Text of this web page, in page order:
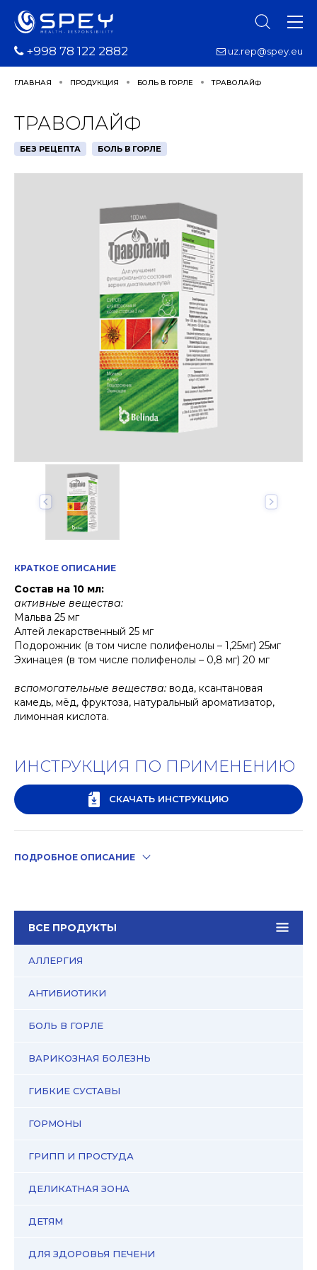
+998 78 122 2882 uz.rep@spey.eu
ГЛАВНАЯ ПРОДУКЦИЯ БОЛЬ В ГОРЛЕ ТРАВОЛАЙФ
ВСЕ ПРОДУКТЫ
АЛЛЕРГИЯ
АНТИБИОТИКИ
БОЛЬ В ГОРЛЕ
ВАРИКОЗНАЯ БОЛЕЗНЬ
ГИБКИЕ СУСТАВЫ
ГОРМОНЫ
ГРИПП И ПРОСТУДА
ДЕЛИКАТНАЯ ЗОНА
ДЕТЯМ
ДЛЯ ЗДОРОВЬЯ ПЕЧЕНИ
ТРАВОЛАЙФ
БЕЗ РЕЦЕПТА БОЛЬ В ГОРЛЕ
КРАТКОЕ ОПИСАНИЕ
Состав на 10 мл:
активные вещества:
Мальва 25 мг
Алтей лекарственный 25 мг
Подорожник (в том числе полифенолы – 1,25мг) 25мг
Эхинацея (в том числе полифенолы – 0,8 мг) 20 мг
вспомогательные вещества: вода, ксантановая
камедь, мёд, фруктоза, натуральный ароматизатор,
лимонная кислота.
ИНСТРУКЦИЯ ПО ПРИМЕНЕНИЮ
СКАЧАТЬ ИНСТРУКЦИЮ
ПОДРОБНОЕ ОПИСАНИЕ